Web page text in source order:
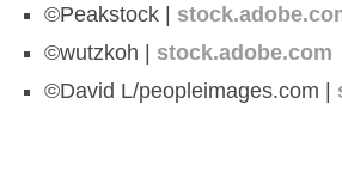
©Peakstock |
©wutzkoh | stock.adobe.com
©David L/peopleimages.com |